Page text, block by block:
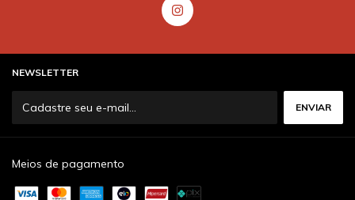
NEWSLETTER
Meios de pagamento